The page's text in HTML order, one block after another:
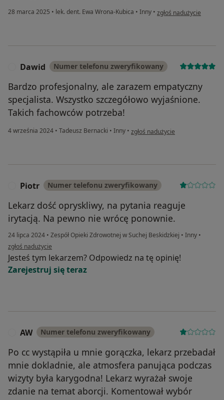
28 marca 2025 • lek. dent. Ewa Wrona-Kubica • Inny • w opinii użytkownika
zgłoś nadużycie
Dawid Numer telefonu zweryfikowany
Bardzo profesjonalny, ale zarazem empatyczny
specjalista. Wszystko szczegółowo wyjaśnione.
Takich fachowców potrzeba!
4 września 2024 • Tadeusz Bernacki • Inny • w opinii użytkownika Dawid
zgłoś nadużycie
Piotr Numer telefonu zweryfikowany
Lekarz dość opryskliwy, na pytania reaguje
irytacją. Na pewno nie wrócę ponownie.
24 lipca 2024 • Zespół Opieki Zdrowotnej w Suchej Beskidzkiej • Inny •
w opinii użytkownika Piotr
zgłoś nadużycie
Jesteś tym lekarzem? Odpowiedz na tę opinię!
Zarejestruj się teraz
AW Numer telefonu zweryfikowany
Po cc wystąpiła u mnie gorączka, lekarz przebadał
mnie dokladnie, ale atmosfera panująca podczas
wizyty była karygodna! Lekarz wyrażał swoje
zdanie na temat aborcji. Komentował wybór